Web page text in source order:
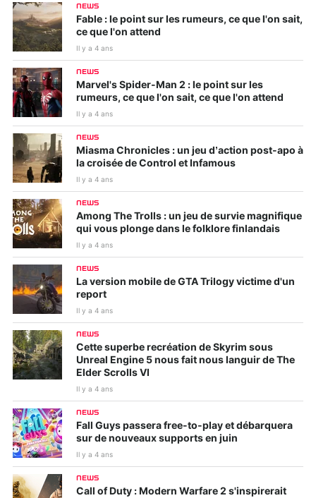
NEWS
Fable : le point sur les rumeurs, ce que l'on sait,
ce que l'on attend
Il y a 4 ans
NEWS
Marvel's Spider-Man 2 : le point sur les
rumeurs, ce que l'on sait, ce que l'on attend
Il y a 4 ans
NEWS
Miasma Chronicles : un jeu d’action post-apo à
la croisée de Control et Infamous
Il y a 4 ans
NEWS
Among The Trolls : un jeu de survie magnifique
qui vous plonge dans le folklore finlandais
Il y a 4 ans
NEWS
La version mobile de GTA Trilogy victime d'un
report
Il y a 4 ans
NEWS
Cette superbe recréation de Skyrim sous
Unreal Engine 5 nous fait nous languir de The
Elder Scrolls VI
Il y a 4 ans
NEWS
Fall Guys passera free-to-play et débarquera
sur de nouveaux supports en juin
Il y a 4 ans
NEWS
Call of Duty : Modern Warfare 2 s'inspirerait